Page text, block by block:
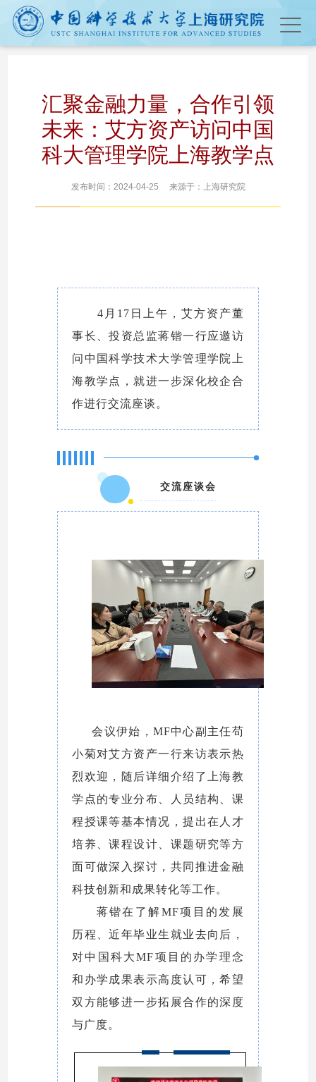
汇聚金融力量，合作引领
未来：艾方资产访问中国
科大管理学院上海教学点
发布时间：2024-04-25 来源于：上海研究院
4月17日上午，艾方资产董
事长、投资总监蒋锴一行应邀访
问中国科学技术大学管理学院上
海教学点，就进一步深化校企合
作进行交流座谈。
交流座谈会
会议伊始，MF中心副主任苟
小菊对艾方资产一行来访表示热
烈欢迎，随后详细介绍了上海教
学点的专业分布、人员结构、课
程授课等基本情况，提出在人才
培养、课程设计、课题研究等方
面可做深入探讨，共同推进金融
科技创新和成果转化等工作。
蒋锴在了解MF项目的发展
历程、近年毕业生就业去向后，
对中国科大MF项目的办学理念
和办学成果表示高度认可，希望
双方能够进一步拓展合作的深度
与广度。